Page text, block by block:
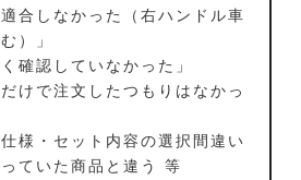
合しなかった（右ハンドル車
）」
確認していなかった」
けで注文したつもりはなかっ
様・セット内容の選択間違い
ていた商品と違う 等